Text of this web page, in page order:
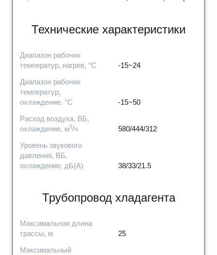
Технические характеристики
Диапазон рабочих
температур, нагрев, °C
-15~24
Диапазон рабочих
температур,
охлаждение, °C
-15~50
Расход воздуха, ВБ,
охлаждение, м3/ч
580/444/312
Уровень звукового
давления, ВБ,
охлаждение, дБ(А)
38/33/21.5
Трубопровод хладагента
Максимальная длина
трассы, м
25
Максимальный